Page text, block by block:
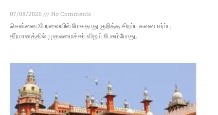
07/08/2026
No Comments
சென்னை:பேரவையில் மேகதாது குறித்த சிறப்பு கவன ஈர்ப்பு
தீர்மானத்தில் முதலமைச்சர் விஜய் பேசும்போது,